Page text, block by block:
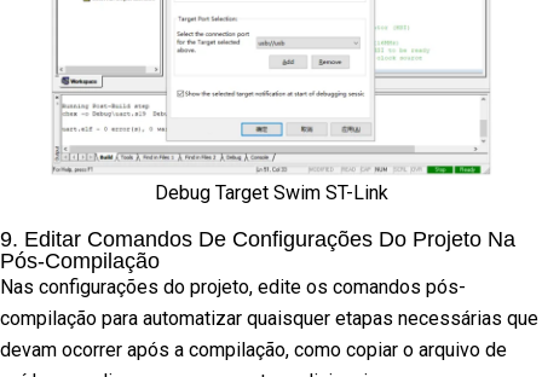
Debug Target Swim ST-Link
9. Editar Comandos De Configurações Do Projeto Na
Pós-Compilação
Nas configurações do projeto, edite os comandos pós-
compilação para automatizar quaisquer etapas necessárias que
devam ocorrer após a compilação, como copiar o arquivo de